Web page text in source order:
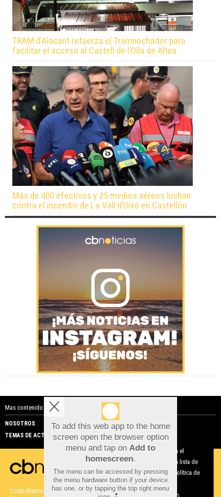
TRAM d’Alacant refuerza el Tramnochador para
facilitar el acceso al Castell de l’Olla de Altea
Más de 400 efectivos y 25 medios aéreos luchan
contra el incendio de La Vall d’Uixó en Castellón
Mas contenido de Costa Blanca Noticias:
NOSOTROS
PUBLICIDAD
TEMAS DE ACTUALIDAD
Costa Blanca Noticias | Términos de uso| Protección de datos
To add this web app to the home
screen open the browser option
menu and tap on Add to
homescreen.
The menu can be accessed by pressing
the menu hardware button if your device
has one, or by tapping the top right menu
Aviso sobre el Uso de cookies:
Utilizamos cookies nuestras y de terceros para el
funcionamiento del digital. Puedes consultar la lista de
cookies y como desconectarlas. Ver nuestra Política de
Privacidad y Cookies